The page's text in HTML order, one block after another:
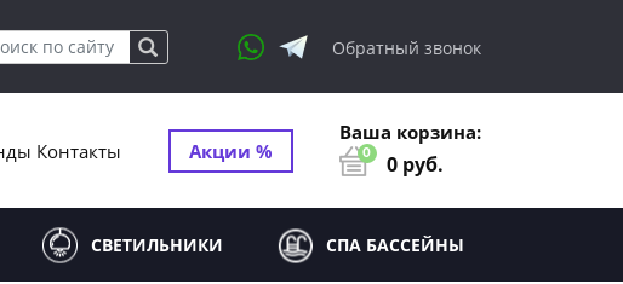
Обратный звонок
Контакты Акции %
Ваша корзина:
0 0 руб.
СВЕТИЛЬНИКИ СПА БАССЕЙНЫ